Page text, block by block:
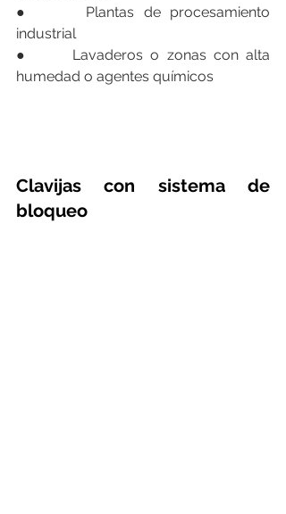
●      Plantas de procesamiento
industrial
●      Lavaderos o zonas con alta
humedad o agentes químicos
Clavijas con sistema de
bloqueo